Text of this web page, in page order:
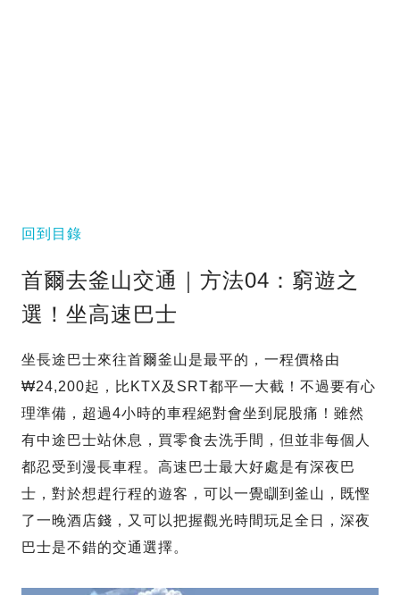
回到目錄
首爾去釜山交通｜方法04：窮遊之
選！坐高速巴士
坐長途巴士來往首爾釜山是最平的，一程價格由
₩24,200起，比KTX及SRT都平一大截！不過要有心
理準備，超過4小時的車程絕對會坐到屁股痛！雖然
有中途巴士站休息，買零食去洗手間，但並非每個人
都忍受到漫長車程。高速巴士最大好處是有深夜巴
士，對於想趕行程的遊客，可以一覺瞓到釜山，既慳
了一晚酒店錢，又可以把握觀光時間玩足全日，深夜
巴士是不錯的交通選擇。